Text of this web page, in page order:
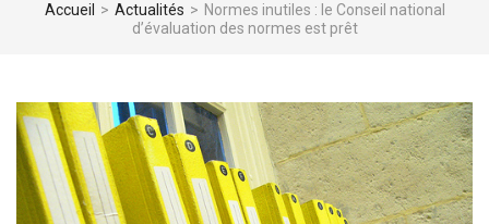
Accueil > Actualités > Normes inutiles : le Conseil national
d’évaluation des normes est prêt